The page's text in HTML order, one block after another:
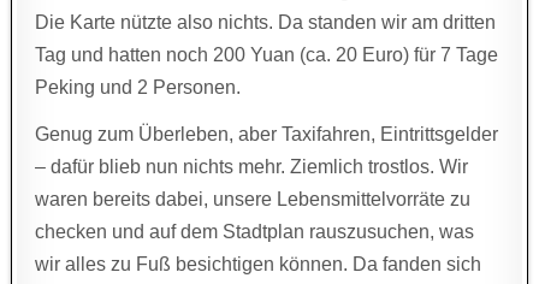
Die Karte nützte also nichts. Da standen wir am dritten
Tag und hatten noch 200 Yuan (ca. 20 Euro) für 7 Tage
Peking und 2 Personen.
Genug zum Überleben, aber Taxifahren, Eintrittsgelder
– dafür blieb nun nichts mehr. Ziemlich trostlos. Wir
waren bereits dabei, unsere Lebensmittelvorräte zu
checken und auf dem Stadtplan rauszusuchen, was
wir alles zu Fuß besichtigen können. Da fanden sich